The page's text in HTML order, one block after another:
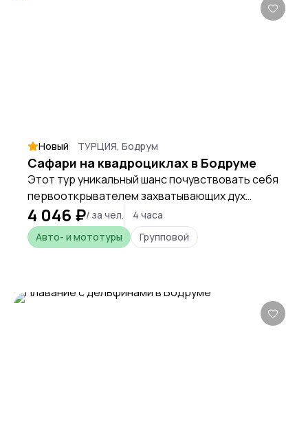
Новый ТУРЦИЯ, Бодрум
Сафари на квадроциклах в Бодруме
Этот тур уникальный шанс почувствовать себя
первооткрывателем захватывающих дух
горных тропинок верхом на массивных
автомобилях. Заказать тур означает
арендовать квадроцикл в Бодруме минимум на
4 046 ₽/ за чел.
4 часа
Авто- и мототуры
Групповой